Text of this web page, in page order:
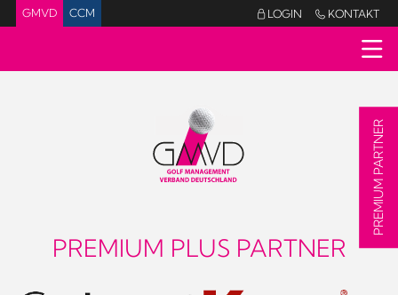
GMVD CCM LOGIN  KONTAKT
PREMIUM PLUS PARTNER
PREMIUM PARTNER